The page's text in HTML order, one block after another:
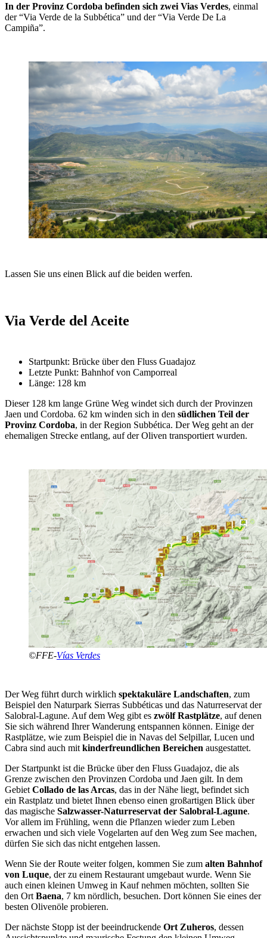
In der Provinz Cordoba befinden sich zwei Vias Verdes, einmal
der “Via Verde de la Subbética” und der “Via Verde De La
Campiña”.
Lassen Sie uns einen Blick auf die beiden werfen.
Via Verde del Aceite
Startpunkt: Brücke über den Fluss Guadajoz
Letzte Punkt: Bahnhof von Camporreal
Länge: 128 km
Dieser 128 km lange Grüne Weg windet sich durch der Provinzen
Jaen und Cordoba. 62 km winden sich in den südlichen Teil der
Provinz Cordoba, in der Region Subbética. Der Weg geht an der
ehemaligen Strecke entlang, auf der Oliven transportiert wurden.
©FFE-Vías Verdes
Der Weg führt durch wirklich spektakuläre Landschaften, zum
Beispiel den Naturpark Sierras Subbéticas und das Naturreservat der
Salobral-Lagune. Auf dem Weg gibt es zwölf Rastplätze, auf denen
Sie sich während Ihrer Wanderung entspannen können. Einige der
Rastplätze, wie zum Beispiel die in Navas del Selpillar, Lucen und
Cabra sind auch mit kinderfreundlichen Bereichen ausgestattet.
Der Startpunkt ist die Brücke über den Fluss Guadajoz, die als
Grenze zwischen den Provinzen Cordoba und Jaen gilt. In dem
Gebiet Collado de las Arcas, das in der Nähe liegt, befindet sich
ein Rastplatz und bietet Ihnen ebenso einen großartigen Blick über
das magische Salzwasser-Naturreservat der Salobral-Lagune.
Vor allem im Frühling, wenn die Pflanzen wieder zum Leben
erwachen und sich viele Vogelarten auf den Weg zum See machen,
dürfen Sie sich das nicht entgehen lassen.
Wenn Sie der Route weiter folgen, kommen Sie zum alten Bahnhof
von Luque, der zu einem Restaurant umgebaut wurde. Wenn Sie
auch einen kleinen Umweg in Kauf nehmen möchten, sollten Sie
den Ort Baena, 7 km nördlich, besuchen. Dort können Sie eines der
besten Olivenöle probieren.
Der nächste Stopp ist der beeindruckende Ort Zuheros, dessen